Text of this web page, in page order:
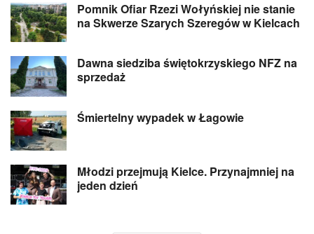
Pomnik Ofiar Rzezi Wołyńskiej nie stanie
na Skwerze Szarych Szeregów w Kielcach
Dawna siedziba świętokrzyskiego NFZ na
sprzedaż
Śmiertelny wypadek w Łagowie
Młodzi przejmują Kielce. Przynajmniej na
jeden dzień